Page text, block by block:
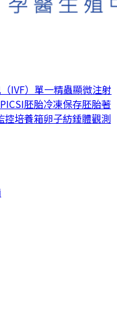
IVF） 單一精蟲顯微注射
胚胎冷凍保存胚胎著
控培養箱卵子紡錘體觀測